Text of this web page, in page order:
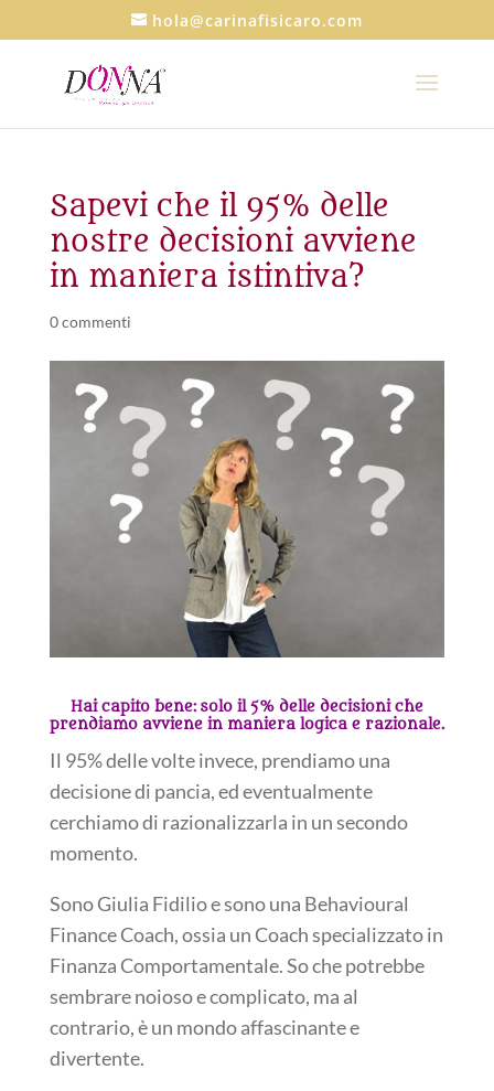
hola@carinafisicaro.com
Sapevi che il 95% delle
nostre decisioni avviene
in maniera istintiva?
0 commenti
Hai capito bene: solo il 5% delle decisioni che
prendiamo avviene in maniera logica e razionale.
Il 95% delle volte invece, prendiamo una
decisione di pancia, ed eventualmente
cerchiamo di razionalizzarla in un secondo
momento.
Sono Giulia Fidilio e sono una Behavioural
Finance Coach, ossia un Coach specializzato in
Finanza Comportamentale. So che potrebbe
sembrare noioso e complicato, ma al
contrario, è un mondo affascinante e
divertente.